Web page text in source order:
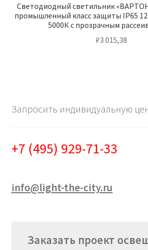
Светодиодный светильник
промышленный класс защиты IP65
5000К с прозрачным
₽3 015,38
Запросить индивидуальную
+7 (495) 929-71-33
info@light-the-city.ru
Заказать проект